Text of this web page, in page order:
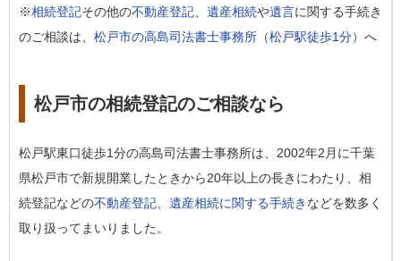
※相続登記その他の不動産登記 遺産相続や遺言に関する手続き
のご相談は、 松戸市の高島司法書士事務所（松戸駅徒歩1分） へ
松戸市の相続登記のご相談なら
松戸駅東口徒歩1分の高島司法書士事務所は、2002年2月に千葉
県松戸市で新規開業したときから20年以上の長きにわたり、相
続登記などの不動産登記 遺産相続に関する手続き などを数多く
取り扱ってまいりました。